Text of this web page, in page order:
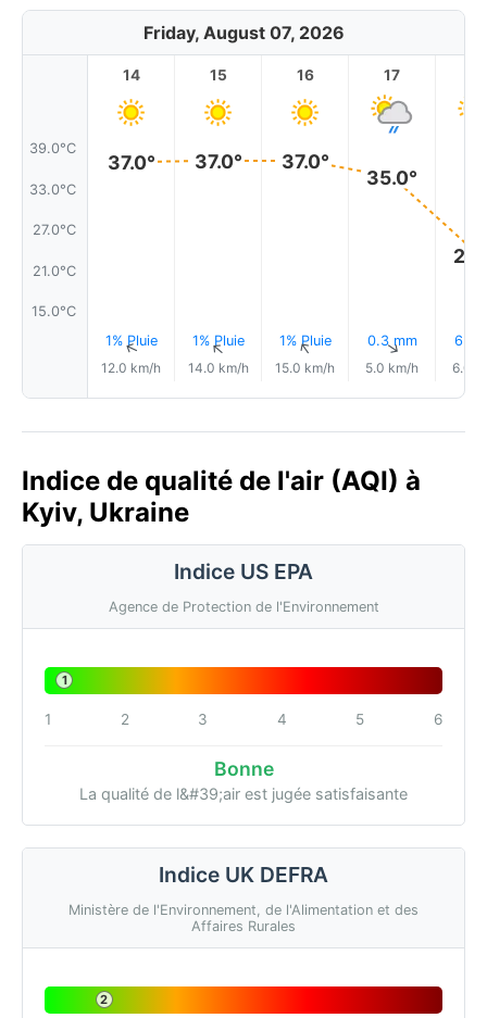
Friday, August 07, 2026
39.0°C
33.0°C
27.0°C
21.0°C
15.0°C
14
37.0°
1% Pluie
↑
12.0 km/h
15
37.0°
1% Pluie
↑
14.0 km/h
16
37.0°
1% Pluie
↑
15.0 km/h
17
35.0°
0.3 mm
↑
5.0 km/h
6.8
6.0
Indice de qualité de l'air (AQI) à
Kyiv, Ukraine
Indice US EPA
Agence de Protection de l'Environnement
1
1 2 3 4 5 6
Bonne
La qualité de l&#39;air est jugée satisfaisante
Indice UK DEFRA
Ministère de l'Environnement, de l'Alimentation et des
Affaires Rurales
2